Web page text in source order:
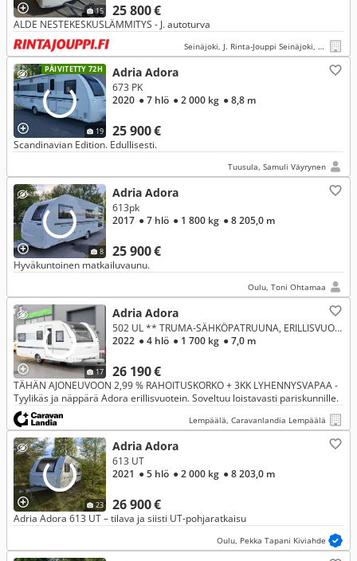
15 25 800 €
ALDE NESTEKESKUSLÄMMITYS - J. autoturva
Seinäjoki, J. Rinta-Jouppi Seinäjoki, Herralankatu
PÄIVITETTY 72H
19
Adria Adora
25 900 €
673 PK
2020 ● 7 hlö ● 2 000 kg ● 8,8 m
Scandinavian Edition. Edullisesti.
Tuusula, Samuli Väyrynen
8
Adria Adora
25 900 €
613pk
2017 ● 7 hlö ● 1 800 kg ● 8 205,0 m
Hyväkuntoinen matkailuvaunu.
Oulu, Toni Ohtamaa
17
Adria Adora
26 190 €
502 UL ** TRUMA-SÄHKÖPATRUUNA, ERILLISVUOTEET, ISO-PÖYTÄRYHMÄ **
2022 ● 4 hlö ● 1 700 kg ● 7,0 m
TÄHÄN AJONEUVOON 2,99 % RAHOITUSKORKO + 3KK LYHENNYSVAPAA -
Tyylikäs ja näppärä Adora erillisvuotein. Soveltuu loistavasti pariskunnille.
Lempäälä, Caravanlandia Lempäälä
23
Adria Adora
26 900 €
613 UT
2021 ● 5 hlö ● 2 000 kg ● 8 203,0 m
Adria Adora 613 UT – tilava ja siisti UT-pohjaratkaisu
Oulu, Pekka Tapani Kiviahde